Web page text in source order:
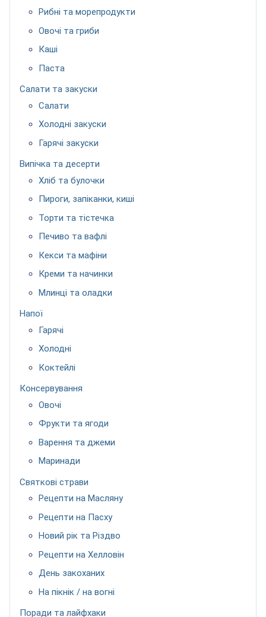
Рибні та морепродукти
Овочі та гриби
Каші
Паста
Салати та закуски
Салати
Холодні закуски
Гарячі закуски
Випічка та десерти
Хліб та булочки
Пироги, запіканки, киші
Торти та тістечка
Печиво та вафлі
Кекси та мафіни
Креми та начинки
Млинці та оладки
Напої
Гарячі
Холодні
Коктейлі
Консервування
Овочі
Фрукти та ягоди
Варення та джеми
Маринади
Святкові страви
Рецепти на Масляну
Рецепти на Пасху
Новий рік та Різдво
Рецепти на Хелловін
День закоханих
На пікнік / на вогні
Поради та лайфхаки